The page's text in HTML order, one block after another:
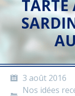
3 août 2016
Nos idées